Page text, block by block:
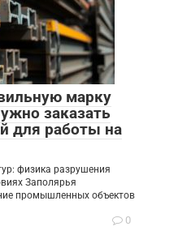
марку
заказать
для работы на
физика разрушения
Заполярья
промышленных объектов
0